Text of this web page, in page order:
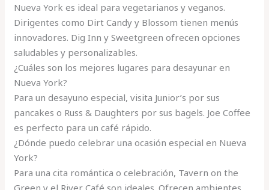
Nueva York es ideal para vegetarianos y veganos.
Dirigentes como Dirt Candy y Blossom tienen menús
innovadores. Dig Inn y Sweetgreen ofrecen opciones
saludables y personalizables.
¿Cuáles son los mejores lugares para desayunar en
Nueva York?
Para un desayuno especial, visita Junior’s por sus
pancakes o Russ & Daughters por sus bagels. Joe Coffee
es perfecto para un café rápido.
¿Dónde puedo celebrar una ocasión especial en Nueva
York?
Para una cita romántica o celebración, Tavern on the